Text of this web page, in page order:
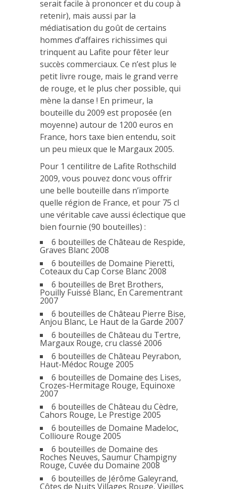
serait facile à prononcer et du coup à
retenir), mais aussi par la
médiatisation du goût de certains
hommes d’affaires richissimes qui
trinquent au Lafite pour fêter leur
succès commerciaux. Ce n’est plus le
petit livre rouge, mais le grand verre
de rouge, et le plus cher possible, qui
mène la danse ! En primeur, la
bouteille du 2009 est proposée (en
moyenne) autour de 1200 euros en
France, hors taxe bien entendu, soit
un peu mieux que le Margaux 2005.
Pour 1 centilitre de Lafite Rothschild
2009, vous pouvez donc vous offrir
une belle bouteille dans n’importe
quelle région de France, et pour 75 cl
une véritable cave aussi éclectique que
bien fournie (90 bouteilles) :
6 bouteilles de Château de Respide,
Graves Blanc 2008
6 bouteilles de Domaine Pieretti,
Coteaux du Cap Corse Blanc 2008
6 bouteilles de Bret Brothers,
Pouilly Fuissé Blanc, En Carementrant
2007
6 bouteilles de Château Pierre Bise,
Anjou Blanc, Le Haut de la Garde 2007
6 bouteilles de Château du Tertre,
Margaux Rouge, cru classé 2006
6 bouteilles de Château Peyrabon,
Haut-Médoc Rouge 2005
6 bouteilles de Domaine des Lises,
Crozes-Hermitage Rouge, Equinoxe
2007
6 bouteilles de Château du Cèdre,
Cahors Rouge, Le Prestige 2005
6 bouteilles de Domaine Madeloc,
Collioure Rouge 2005
6 bouteilles de Domaine des
Roches Neuves, Saumur Champigny
Rouge, Cuvée du Domaine 2008
6 bouteilles de Jérôme Galeyrand,
Côtes de Nuits Villages Rouge, Vieilles